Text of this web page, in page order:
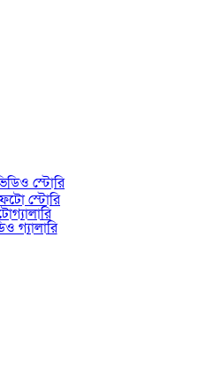
স্টোরি
ফটো স্টোরি
গ্যালারি